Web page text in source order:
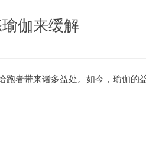
伽来缓解
者带来诸多益处。如今，瑜伽的